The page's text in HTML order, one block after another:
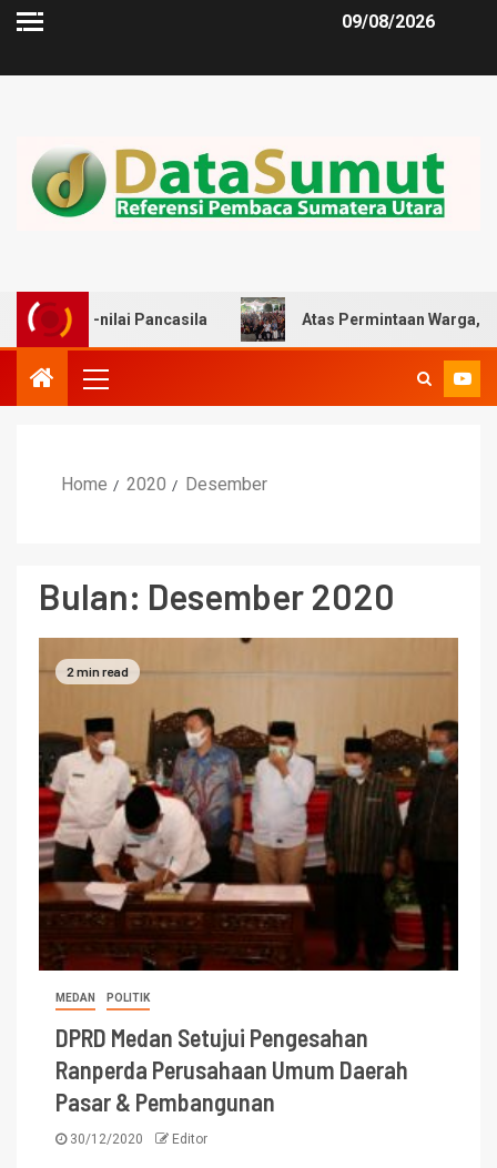
09/08/2026
Atas Permintaan Warga, Zulkarnaen Dorong
Home 2020 Desember
Bulan: Desember 2020
2 min read
MEDAN POLITIK
DPRD Medan Setujui Pengesahan
Ranperda Perusahaan Umum Daerah
Pasar & Pembangunan
30/12/2020 Editor